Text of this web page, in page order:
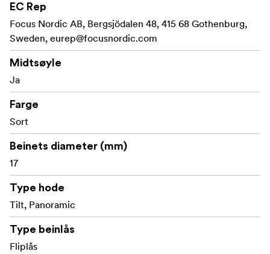
Lett design:
578 gram og er lett å bære, noe som gjør det
perfekt for fotografer på farten.
Med Velbon EX-Macro-stativet får du stabilitet,
bærbarhet og presisjon, noe som gjør det til den
perfekte følgesvennen for detaljert makrofotografering.
EC Rep
Focus Nordic AB, Bergsjödalen 48, 415 68 Gothenburg,
Sweden, eurep@focusnordic.com
Midtsøyle
Ja
Farge
Sort
Beinets diameter (mm)
17
Type hode
Tilt, Panoramic
Type beinlås
Fliplås